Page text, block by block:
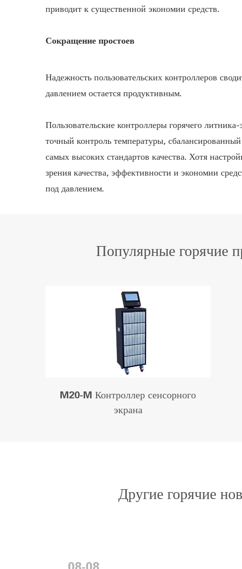
приводит к существенной экономии средств.
Сокращение простоев
Надежность пользовательских контроллеров
давлением остается продуктивным.
Пользовательские контроллеры горячего
точный контроль температуры,
самых высоких стандартов качества. Хотя
зрения качества, эффективности и экономии
под давлением.
Популярные горячие
M20-M Контроллер сенсорного
экрана
Другие горячие